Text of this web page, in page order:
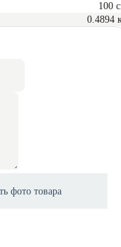
100
0.4894